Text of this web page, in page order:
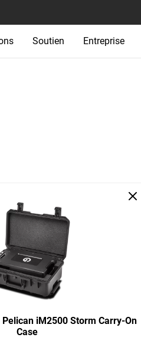
Soutien Entreprise
Pelican iM2500 Storm Carry-On
Case